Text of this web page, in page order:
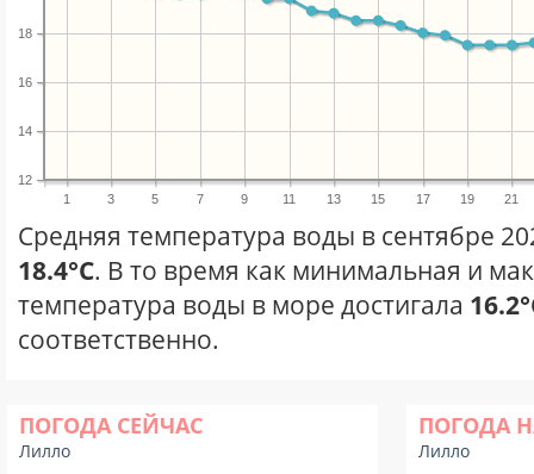
1 3 5 7 9 11 13 15 17 19 21
12
14
16
18
Средняя температура воды в сентябре
18.4°C. В то время как минимальная и
температура воды в море достигала
соответственно.
ПОГОДА СЕЙЧАС
Лилло
ПОГОДА
Лилло